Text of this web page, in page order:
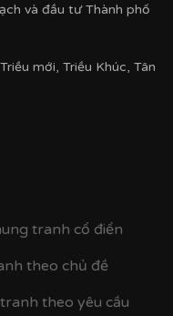
và đầu tư Thành phố
mới, Triều Khúc, Tân
tranh cổ điển
theo chủ đề
theo yêu cầu